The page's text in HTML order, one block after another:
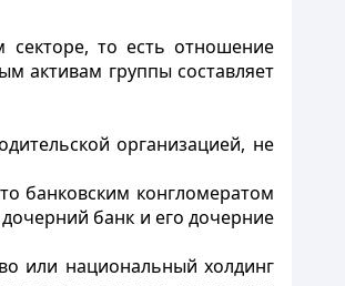
секторе, то есть отношение
активам группы составляет
организацией, не
банковским конгломератом
банк и его дочерние
или национальный холдинг